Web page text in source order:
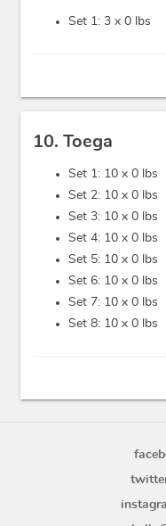
Set 1: 3 x 0 lbs
10. Toega
Set 1: 10 x 0 lbs
Set 2: 10 x 0 lbs
Set 3: 10 x 0 lbs
Set 4: 10 x 0 lbs
Set 5: 10 x 0 lbs
Set 6: 10 x 0 lbs
Set 7: 10 x 0 lbs
Set 8: 10 x 0 lbs